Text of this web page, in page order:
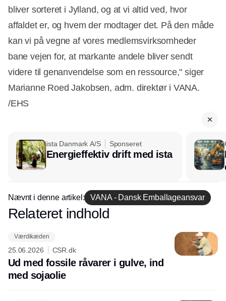
bliver sorteret i Jylland, og at vi altid ved, hvor
affaldet er, og hvem der modtager det. På den måde
kan vi på vegne af vores medlemsvirksomheder
bane vejen for, at markante andele bliver sendt
videre til genanvendelse som en ressource," siger
Marianne Roed Jakobsen, adm. direktør i VANA.
/EHS
ista Danmark A/S Sponseret
Energieffektiv drift med ista
Nævnt i denne artikel: VANA - Dansk Emballageansvar
Annonce
Relateret indhold
Værdikæden
25.06.2026 CSR.dk
Ud med fossile råvarer i gulve, ind
med sojaolie